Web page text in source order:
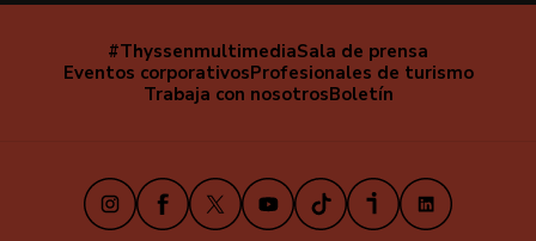
Navegación
secundaria
#ThyssenmultimediaSala de prensa
Eventos corporativosProfesionales de turismo
Trabaja con nosotrosBoletín
InstagramFacebook
X YoutubeTikTokiVooxLinkedIn